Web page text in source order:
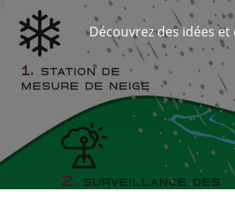
Découvrez des idées